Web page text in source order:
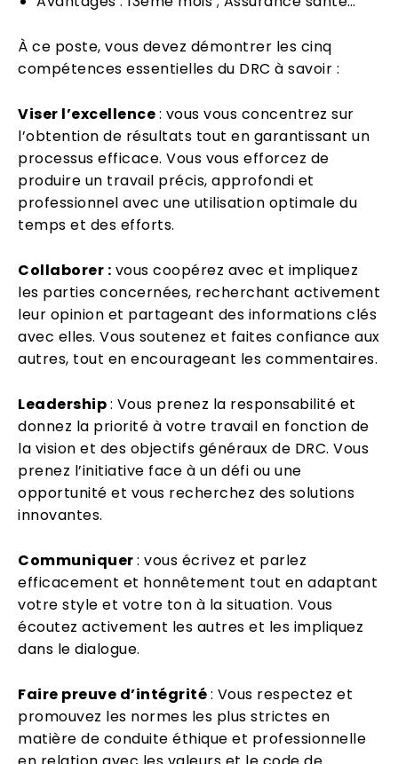
À ce poste, vous devez démontrer les cinq
compétences essentielles du DRC à savoir :
Viser l’excellence: vous vous concentrez sur
l’obtention de résultats tout en garantissant un
processus efficace. Vous vous efforcez de
produire un travail précis, approfondi et
professionnel avec une utilisation optimale du
temps et des efforts.
Collaborer : vous coopérez avec et impliquez
les parties concernées, recherchant activement
leur opinion et partageant des informations clés
avec elles. Vous soutenez et faites confiance aux
autres, tout en encourageant les commentaires.
Leadership: Vous prenez la responsabilité et
donnez la priorité à votre travail en fonction de
la vision et des objectifs généraux de DRC. Vous
prenez l’initiative face à un défi ou une
opportunité et vous recherchez des solutions
innovantes.
Communiquer: vous écrivez et parlez
efficacement et honnêtement tout en adaptant
votre style et votre ton à la situation. Vous
écoutez activement les autres et les impliquez
dans le dialogue.
Faire preuve d’intégrité: Vous respectez et
promouvez les normes les plus strictes en
matière de conduite éthique et professionnelle